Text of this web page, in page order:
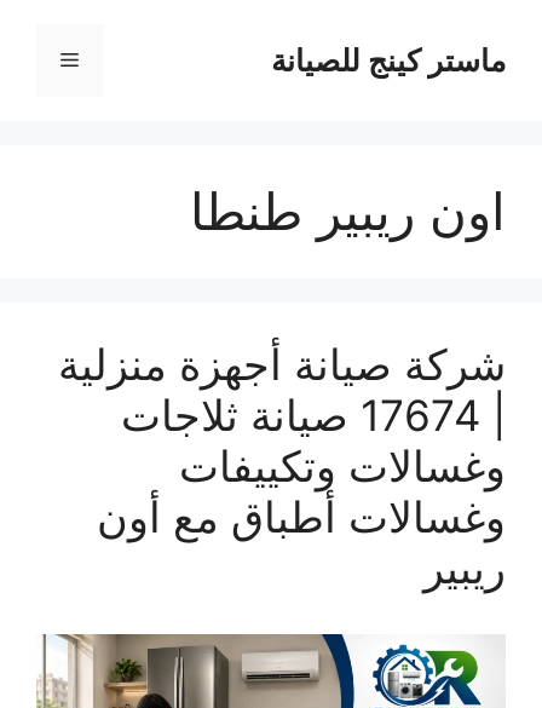
المحتوىماستر كينج للصيانة القائمة
اون ريبير طنطا
شركة صيانة أجهزة منزلية
| 17674 صيانة ثلاجات
وغسالات وتكييفات
وغسالات أطباق مع أون
ريبير